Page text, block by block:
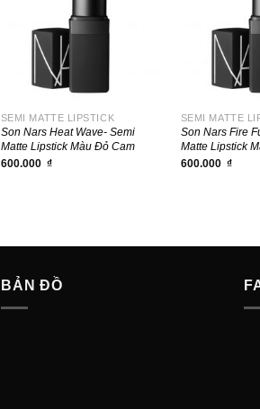
SEMI MATTE LIPSTICK
Son Nars Heat Wave- Semi
Matte Lipstick Màu Đỏ Cam
600.000 ₫
SEMI MATTE
Son Nars Fire
Matte Lipstick
600.000 ₫
BẢN ĐỒ